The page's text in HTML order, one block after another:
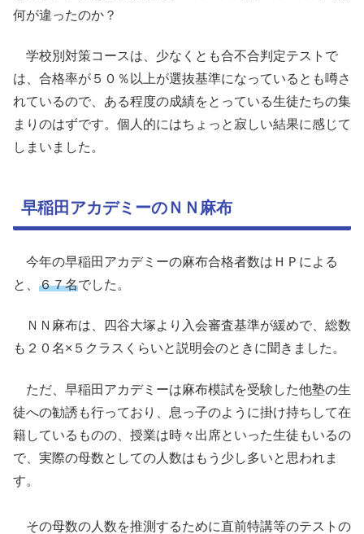
何が違ったのか？
学校別対策コースは、少なくとも合不合判定テストで
は、合格率が５０％以上が選抜基準になっているとも噂さ
れているので、ある程度の成績をとっている生徒たちの集
まりのはずです。個人的にはちょっと寂しい結果に感じて
しまいました。
早稲田アカデミーのＮＮ麻布
今年の早稲田アカデミーの麻布合格者数はＨＰによる
と、 ６７名でした。
ＮＮ麻布は、四谷大塚より入会審査基準が緩めで、総数
も２０名×５クラスくらいと説明会のときに聞きました。
ただ、早稲田アカデミーは麻布模試を受験した他塾の生
徒への勧誘も行っており、息っ子のように掛け持ちして在
籍しているものの、授業は時々出席といった生徒もいるの
で、実際の母数としての人数はもう少し多いと思われま
す。
その母数の人数を推測するために直前特講等のテストの